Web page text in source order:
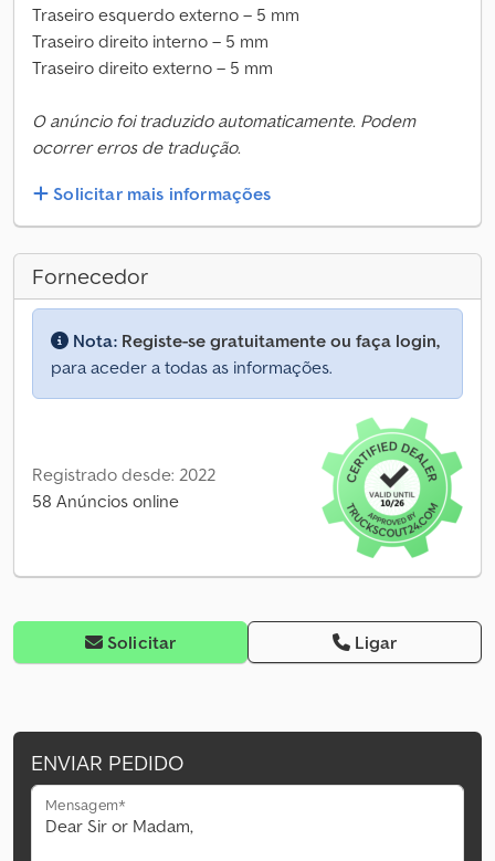
Traseiro esquerdo externo – 5 mm
Traseiro direito interno – 5 mm
Traseiro direito externo – 5 mm
O anúncio foi traduzido automaticamente. Podem
ocorrer erros de tradução.
Solicitar mais informações
Fornecedor
Nota: Registe-se gratuitamente ou faça login,
para aceder a todas as informações.
Registrado desde: 2022
58 Anúncios online
Solicitar Ligar
ENVIAR PEDIDO
Mensagem*